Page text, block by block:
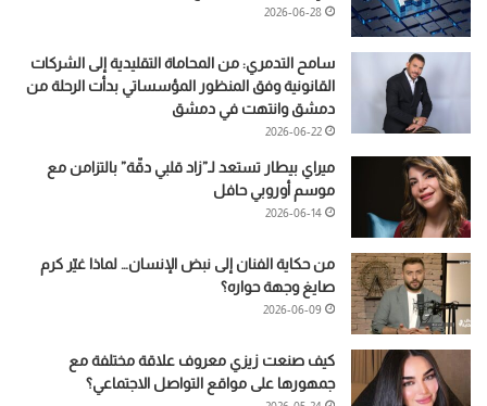
2026-06-28
سامح التدمري: من المحاماة التقليدية إلى الشركات
القانونية وفق المنظور المؤسساتي بدأت الرحلة من
دمشق وانتهت في دمشق
2026-06-22
ميراي بيطار تستعد لـ”زاد قلبي دقّة” بالتزامن مع
موسم أوروبي حافل
2026-06-14
من حكاية الفنان إلى نبض الإنسان… لماذا غيّر كرم
صايغ وجهة حواره؟
2026-06-09
كيف صنعت زيزي معروف علاقة مختلفة مع
جمهورها على مواقع التواصل الاجتماعي؟